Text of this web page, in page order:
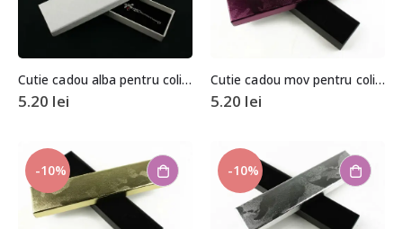
Cutie cadou alba pentru colier/bratara
5.20 lei
Cutie cadou mov pentru colier/bratara
5.20 lei
-10% -10%